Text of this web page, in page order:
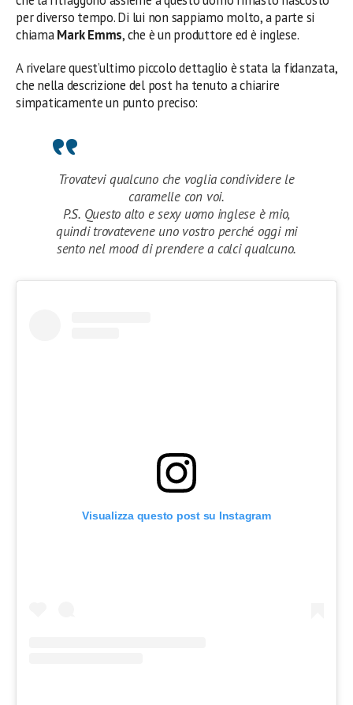
per diverso tempo. Di lui non sappiamo molto, a parte si
chiamaMark Emms, che è un produttore ed è inglese.
A rivelare quest’ultimo piccolo dettaglio è stata la fidanzata,
che nella descrizione del post ha tenuto a chiarire
simpaticamente un punto preciso:
Trovatevi qualcuno che voglia condividere le
caramelle con voi.
P.S. Questo alto e sexy uomo inglese è mio,
quindi trovatevene uno vostro perché oggi mi
sento nel mood di prendere a calci qualcuno.
Visualizza questo post su Instagram